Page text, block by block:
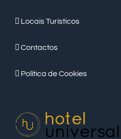
Locais Turísticos
Contactos
Política de Cookies